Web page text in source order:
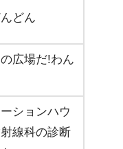
どん
広場だ!わん
ションハウ
線科の診断